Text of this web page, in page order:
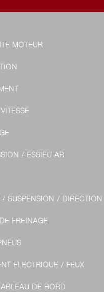
MOTEUR
/ ESSIEU AR
/ SUSPENSION / DIRECTION
FREINAGE
ELECTRIQUE / FEUX
DE BORD